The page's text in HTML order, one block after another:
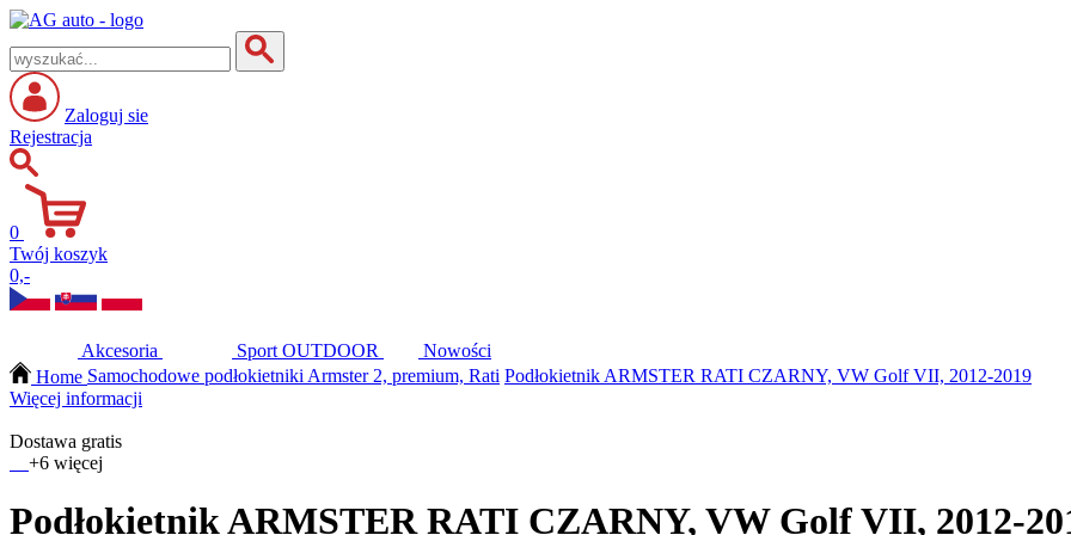
Zaloguj sie
Rejestracja
0
Twój koszyk
0,-
Akcesoria Sport OUTDOOR
Nowości
Home Samochodowe podłokietniki Armster 2, premium, Rati Podłokietnik ARMSTER RATI CZARNY, VW Golf VII, 2012-2019
Więcej informacji
Dostawa gratis
+6 więcej
Podłokietnik ARMSTER RATI CZARNY, VW Golf VII, 2012-